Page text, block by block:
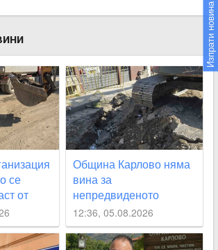
се
от
Община Карлово няма
вина за
непредвиденото
спиране на водата, но
се извинява на
гражданите
12:36, 05.08.2026
Изпрати новина